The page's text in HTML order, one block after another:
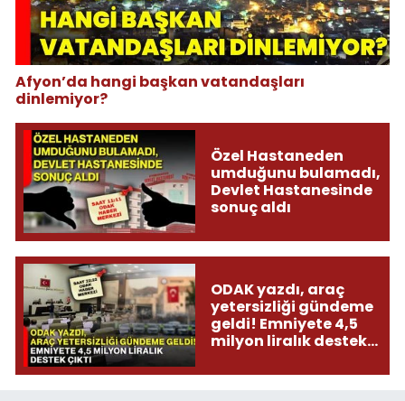
Afyon’da hangi başkan vatandaşları
dinlemiyor?
Özel Hastaneden
umduğunu bulamadı,
Devlet Hastanesinde
sonuç aldı
ODAK yazdı, araç
yetersizliği gündeme
geldi! Emniyete 4,5
milyon liralık destek